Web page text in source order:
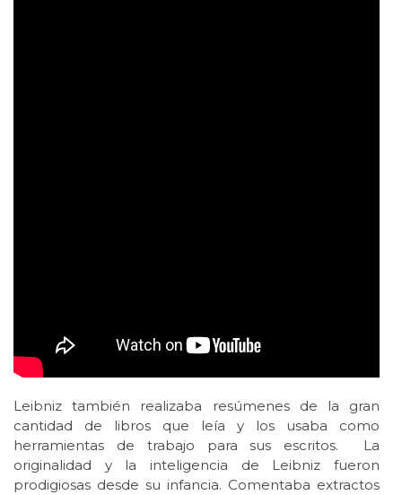
Leibniz también realizaba resúmenes de la gran
cantidad de libros que leía y los usaba como
herramientas de trabajo para sus escritos. La
originalidad y la inteligencia de Leibniz fueron
prodigiosas desde su infancia. Comentaba extractos